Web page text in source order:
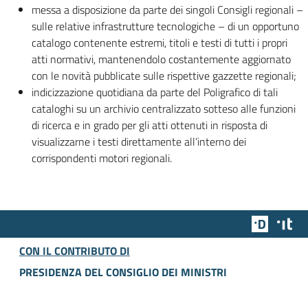
messa a disposizione da parte dei singoli Consigli regionali –
sulle relative infrastrutture tecnologiche – di un opportuno
catalogo contenente estremi, titoli e testi di tutti i propri
atti normativi, mantenendolo costantemente aggiornato
con le novità pubblicate sulle rispettive gazzette regionali;
indicizzazione quotidiana da parte del Poligrafico di tali
cataloghi su un archivio centralizzato sotteso alle funzioni
di ricerca e in grado per gli atti ottenuti in risposta di
visualizzarne i testi direttamente all’interno dei
corrispondenti motori regionali.
Team
CON IL CONTRIBUTO DI
PRESIDENZA DEL CONSIGLIO DEI MINISTRI